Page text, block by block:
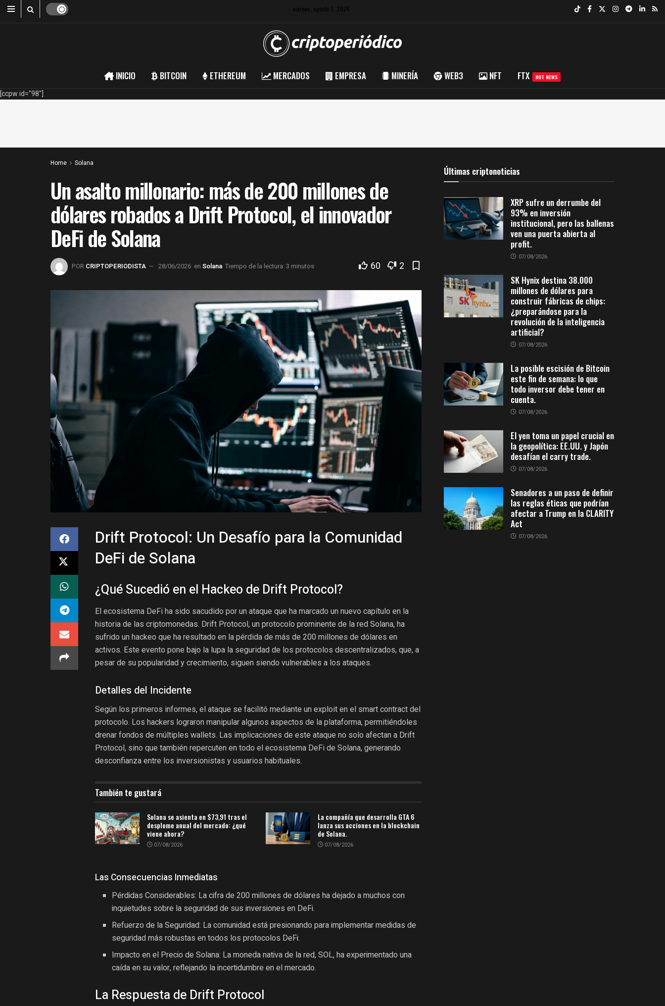
viernes, agosto 7, 2026
INICIO BITCOIN ETHEREUM MERCADOS EMPRESA MINERÍA WEB3 NFT FTX HOT NEWS
[ccpw id="98"]
Home Solana
Un asalto millonario: más de 200 millones de
dólares robados a Drift Protocol, el innovador
DeFi de Solana
POR CRIPTOPERIODISTA 28/06/2026 en Solana Tiempo de la lectura: 3 minutos 60 2
Drift Protocol: Un Desafío para la Comunidad
DeFi de Solana
¿Qué Sucedió en el Hackeo de Drift Protocol?
El ecosistema DeFi ha sido sacudido por un ataque que ha marcado un nuevo capítulo en la
historia de las criptomonedas. Drift Protocol, un protocolo prominente de la red Solana, ha
sufrido un hackeo que ha resultado en la pérdida de más de 200 millones de dólares en
activos. Este evento pone bajo la lupa la seguridad de los protocolos descentralizados, que, a
pesar de su popularidad y crecimiento, siguen siendo vulnerables a los ataques.
Detalles del Incidente
Según los primeros informes, el ataque se facilitó mediante un exploit en el smart contract del
protocolo. Los hackers lograron manipular algunos aspectos de la plataforma, permitiéndoles
drenar fondos de múltiples wallets. Las implicaciones de este ataque no solo afectan a Drift
Protocol, sino que también repercuten en todo el ecosistema DeFi de Solana, generando
desconfianza entre los inversionistas y usuarios habituales.
También te gustará
Solana se asienta en $73,91 tras el
desplome anual del mercado: ¿qué
viene ahora?
07/08/2026
La compañía que desarrolla GTA 6
lanza sus acciones en la blockchain
de Solana.
07/08/2026
Las Consecuencias Inmediatas
Pérdidas Considerables: La cifra de 200 millones de dólares ha dejado a muchos con
inquietudes sobre la seguridad de sus inversiones en DeFi.
Refuerzo de la Seguridad: La comunidad está presionando para implementar medidas de
seguridad más robustas en todos los protocolos DeFi.
Impacto en el Precio de Solana: La moneda nativa de la red, SOL, ha experimentado una
caída en su valor, reflejando la incertidumbre en el mercado.
La Respuesta de Drift Protocol
Últimas criptonoticias
XRP sufre un derrumbe del
93% en inversión
institucional, pero las ballenas
ven una puerta abierta al
profit.
07/08/2026
SK Hynix destina 38.000
millones de dólares para
construir fábricas de chips:
¿preparándose para la
revolución de la inteligencia
artificial?
07/08/2026
La posible escisión de Bitcoin
este fin de semana: lo que
todo inversor debe tener en
cuenta.
07/08/2026
El yen toma un papel crucial en
la geopolítica: EE.UU. y Japón
desafían el carry trade.
07/08/2026
Senadores a un paso de definir
las reglas éticas que podrían
afectar a Trump en la CLARITY
Act
07/08/2026